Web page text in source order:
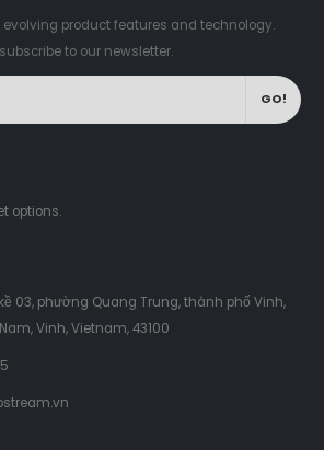
evolving product features and technology.
to our newsletter.
options.
03, phường Quang Trung, thành phố Vinh,
Vinh, Vietnam, 43100